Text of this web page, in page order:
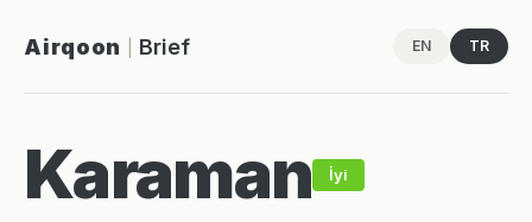
Airqoon Brief EN TR
Karaman İyi